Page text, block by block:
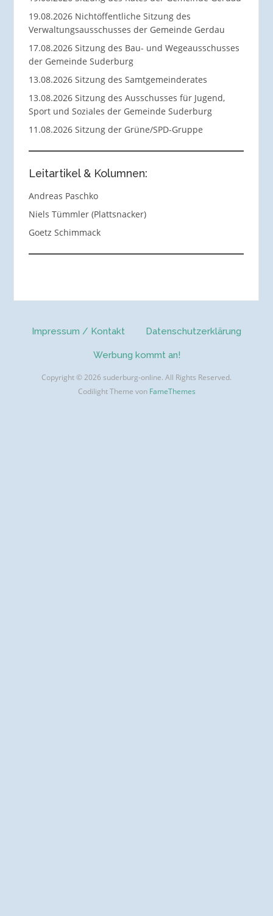
19.08.2026 Nichtöffentliche Sitzung des
Verwaltungsausschusses der Gemeinde Gerdau
17.08.2026 Sitzung des Bau- und Wegeausschusses
der Gemeinde Suderburg
13.08.2026 Sitzung des Samtgemeinderates
13.08.2026 Sitzung des Ausschusses für Jugend,
Sport und Soziales der Gemeinde Suderburg
11.08.2026 Sitzung der Grüne/SPD-Gruppe
Leitartikel & Kolumnen:
Andreas Paschko
Niels Tümmler (Plattsnacker)
Goetz Schimmack
Impressum / Kontakt Datenschutzerklärung
Werbung kommt an!
Copyright © 2026 suderburg-online. All Rights Reserved.
Codilight Theme von FameThemes